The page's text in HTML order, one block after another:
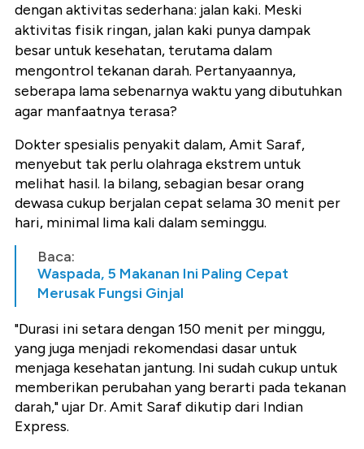
dengan aktivitas sederhana: jalan kaki. Meski
aktivitas fisik ringan, jalan kaki punya dampak
besar untuk kesehatan, terutama dalam
mengontrol tekanan darah. Pertanyaannya,
seberapa lama sebenarnya waktu yang dibutuhkan
agar manfaatnya terasa?
Dokter spesialis penyakit dalam, Amit Saraf,
menyebut tak perlu olahraga ekstrem untuk
melihat hasil. Ia bilang, sebagian besar orang
dewasa cukup berjalan cepat selama 30 menit per
hari, minimal lima kali dalam seminggu.
Baca:
Waspada, 5 Makanan Ini Paling Cepat
Merusak Fungsi Ginjal
"Durasi ini setara dengan 150 menit per minggu,
yang juga menjadi rekomendasi dasar untuk
menjaga kesehatan jantung. Ini sudah cukup untuk
memberikan perubahan yang berarti pada tekanan
darah," ujar Dr. Amit Saraf dikutip dari Indian
Express.